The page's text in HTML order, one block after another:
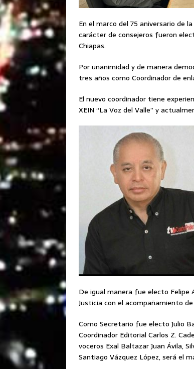
En el marco del 75 aniversario de
carácter de consejeros fueron
Chiapas.
Por unanimidad y de manera
tres años como Coordinador de
El nuevo coordinador tiene
XEIN “La Voz del Valle” y
De igual manera fue electo Felipe
Justicia con el acompañamiento
Como Secretario fue electo Julio
Coordinador Editorial Carlos Z.
voceros Exal Baltazar Juan Ávila,
Santiago Vázquez López, será el